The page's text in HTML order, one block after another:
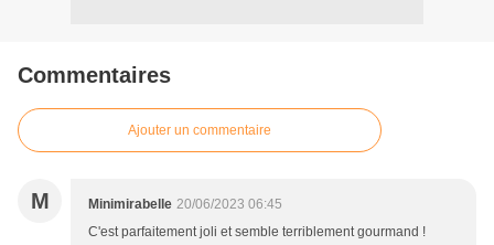
Commentaires
Ajouter un commentaire
M Minimirabelle 20/06/2023 06:45
C'est parfaitement joli et semble terriblement gourmand !